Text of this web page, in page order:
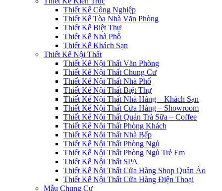
Thiết Kế Công Nghiệp
Thiết Kế Tòa Nhà Văn Phòng
Thiết Kế Biệt Thự
Thiết Kế Nhà Phố
Thiết Kế Khách Sạn
Thiết Kế Nội Thất
Thiết Kế Nội Thất Văn Phòng
Thiết Kế Nội Thất Chung Cư
Thiết Kế Nội Thất Nhà Phố
Thiết Kế Nội Thất Biệt Thự
Thiết Kế Nội Thất Nhà Hàng – Khách Sạn
Thiết Kế Nội Thất Cửa Hàng – Showroom
Thiết Kế Nội Thất Quán Trà Sữa – Coffee
Thiết Kế Nội Thất Phòng Khách
Thiết Kế Nội Thất Nhà Bếp
Thiết Kế Nội Thất Phòng Ngủ
Thiết Kế Nội Thất Phòng Ngủ Trẻ Em
Thiết Kế Nội Thất SPA
Thiết Kế Nội Thất Cửa Hàng Shop Quần Áo
Thiết Kế Nội Thất Cửa Hàng Điện Thoại
Mẫu Chung Cư